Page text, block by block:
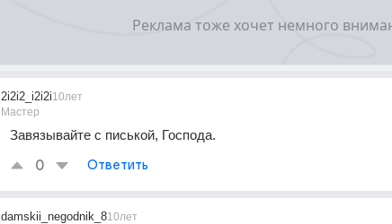
2i2i2_i2i2i
Мастер
10лет
Завязывайте с писькой, Господа.
0 Ответить
damskii_negodnik_810лет